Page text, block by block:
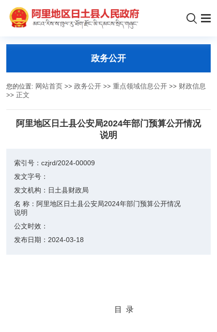
政务公开
您的位置: 网站首页 >>政务公开 >>重点领域信息公开 >> 财政信息
>> 正文
阿里地区日土县公安局2024年部门预算公开情况
说明
索引号：czjrd/2024-00009
发文字号：
发文机构： 日土县财政局
名 称： 阿里地区日土县公安局2024年部门预算公开情况
说明
公文时效：
发布日期： 2024-03-18
目 录